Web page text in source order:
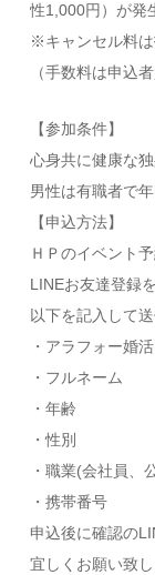
性1,000円）が発
※キャンセル料
（手数料は申込
【参加条件】
心身共に健康な
男性は有職者で
【申込方法】
ＨＰのイベント
LINEお友達登録
以下を記入して
・アラフォー婚
・フルネーム
・年齢
・性別
・職業(会社員、
・携帯番号
申込後に確認の
宜しくお願い致